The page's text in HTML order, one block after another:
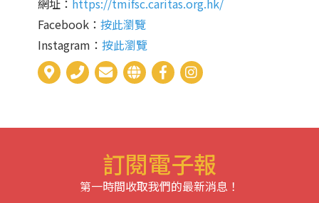
網址： https://tmifsc.caritas.org.hk/
Facebook： 按此瀏覽
Instagram： 按此瀏覽
訂閱電子報
第一時間收取我們的最新消息！